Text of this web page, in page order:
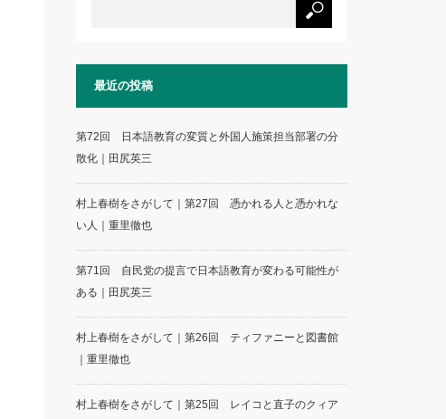
最近の投稿
第72回 日本語教育の変質と外国人施策担当部署の分
散化｜田尻英三
村上春樹をさがして｜第27回 憑かれる人と憑かれな
い人｜重里徹也
第71回 自民党の提言で日本語教育が変わる可能性が
ある｜田尻英三
村上春樹をさがして｜第26回 ティファニーと図書館
｜重里徹也
村上春樹をさがして｜第25回 レイコと直子のクィア